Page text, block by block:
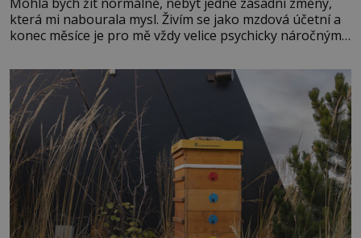
která mi nabourala mysl. Živím se jako mzdová účetní a
konec měsíce je pro mě vždy velice psychicky náročným
dál častěji volá o pomoc, co se hlídání týče. Dalo by se